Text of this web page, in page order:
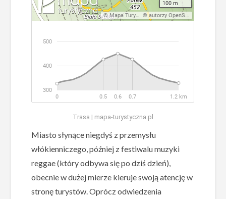
Trasa | mapa-turystyczna.pl
Miasto słynące niegdyś z przemysłu
włókienniczego, później z festiwalu muzyki
reggae (który odbywa się po dziś dzień),
obecnie w dużej mierze kieruje swoją atencję w
stronę turystów. Oprócz odwiedzenia